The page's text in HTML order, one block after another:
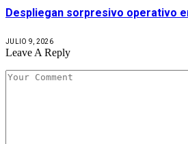
Despliegan sorpresivo operativo
JULIO 9, 2026
Leave A Reply